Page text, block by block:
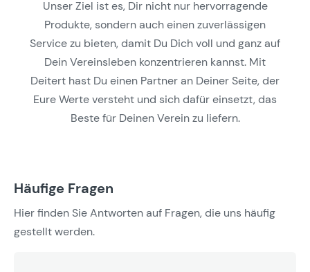
Unser Ziel ist es, Dir nicht nur hervorragende
Produkte, sondern auch einen zuverlässigen
Service zu bieten, damit Du Dich voll und ganz auf
Dein Vereinsleben konzentrieren kannst. Mit
Deitert hast Du einen Partner an Deiner Seite, der
Eure Werte versteht und sich dafür einsetzt, das
Beste für Deinen Verein zu liefern.
Häufige Fragen
Hier finden Sie Antworten auf Fragen, die uns häufig
gestellt werden.